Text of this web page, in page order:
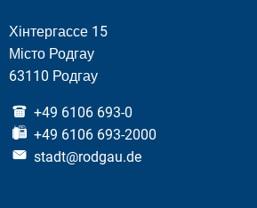
Хінтергассе 15
Місто Родгау
63110 Родгау
+49 6106 693-0
+49 6106 693-2000
stadt@rodgau.de